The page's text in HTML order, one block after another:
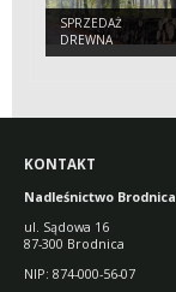
SPRZEDAŻ
DREWNA
KONTAKT
Nadleśnictwo Brodnica
ul. Sądowa 16
87-300 Brodnica
NIP: 874-000-56-07